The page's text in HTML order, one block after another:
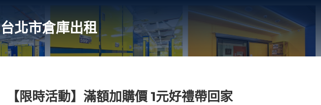
台北市倉庫出租
【限時活動】滿額加購價 1元好禮帶回家